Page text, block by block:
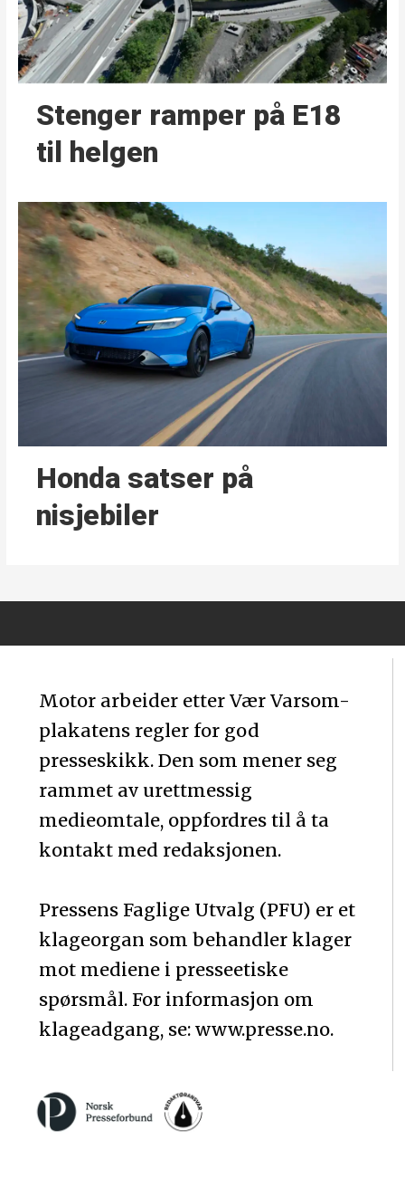
Stenger ramper på E18
til helgen
Honda satser på
nisjebiler
Motor arbeider etter Vær Varsom-
plakatens regler for god
presseskikk. Den som mener seg
rammet av urettmessig
medieomtale, oppfordres til å ta
kontakt med redaksjonen.
Pressens Faglige Utvalg (PFU) er et
klageorgan som behandler klager
mot mediene i presseetiske
spørsmål. For informasjon om
klageadgang, se: www.presse.no.